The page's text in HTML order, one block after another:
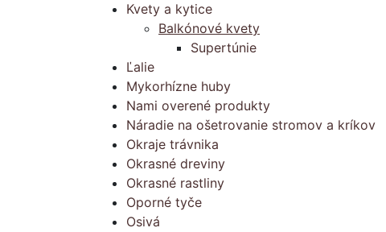
Kvety a kytice
Balkónové kvety
Supertúnie
Ľalie
Mykorhízne huby
Nami overené produkty
Náradie na ošetrovanie stromov a kríkov
Okraje trávnika
Okrasné dreviny
Okrasné rastliny
Oporné tyče
Osivá